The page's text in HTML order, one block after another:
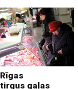
gaļas